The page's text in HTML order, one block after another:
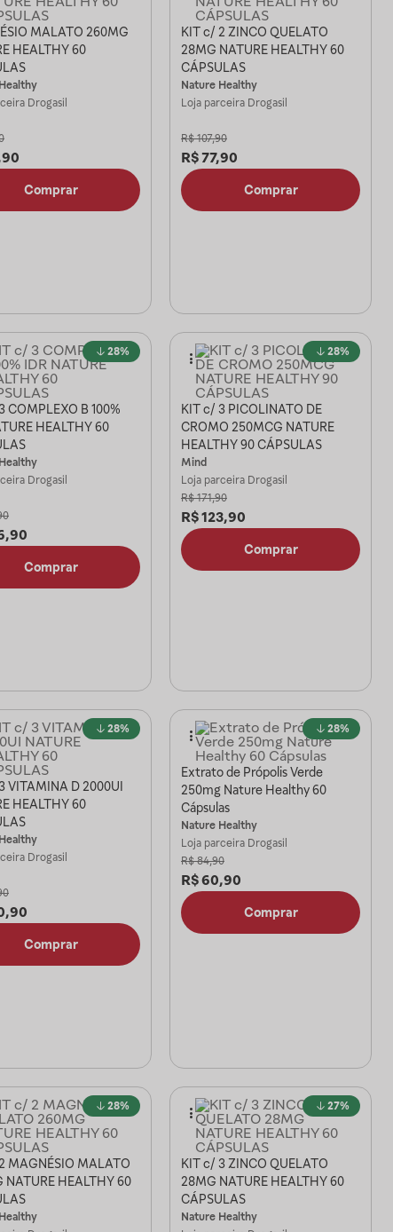
MALATO 260MG
HEALTHY 60
Drogasil
Comprar
KIT c/ 2 ZINCO QUELATO
28MG NATURE HEALTHY 60
CÁPSULAS
Nature Healthy
Loja parceira Drogasil
R$ 107,90
R$77,90
Comprar
28%
COMPLEXO B 100%
HEALTHY 60
Drogasil
Comprar
28%
KIT c/ 3 PICOLINATO DE
CROMO 250MCG NATURE
HEALTHY 90 CÁPSULAS
Mind
Loja parceira Drogasil
R$ 171,90
R$123,90
Comprar
28%
VITAMINA D 2000UI
HEALTHY 60
Drogasil
Comprar
28%
Extrato de Própolis Verde
250mg Nature Healthy 60
Cápsulas
Nature Healthy
Loja parceira Drogasil
R$ 84,90
R$60,90
Comprar
28%
MAGNÉSIO MALATO
NATURE HEALTHY 60
27%
KIT c/ 3 ZINCO QUELATO
28MG NATURE HEALTHY 60
CÁPSULAS
Nature Healthy